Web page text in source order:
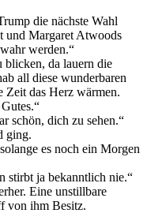
die nächste Wahl
und Margaret Atwoods
werden.“
blicken, da lauern die
all diese wunderbaren
Zeit das Herz wärmen.
schön, dich zu sehen.“
ging.
es noch ein Morgen
stirbt ja bekanntlich nie.“
Eine unstillbare
von ihm Besitz.